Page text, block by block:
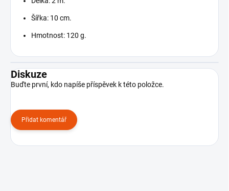
Šířka: 10 cm.
Hmotnost: 120 g.
Diskuze
Buďte první, kdo napíše příspěvek k této položce.
Přidat komentář